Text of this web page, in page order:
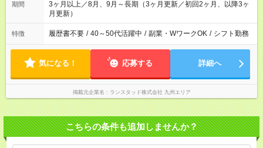
期間
3ヶ月以上／8月、9月～長期（3ヶ月更新／初回2ヶ月、以降3ヶ
月更新）
特徴 履歴書不要 / 40～50代活躍中 / 副業・WワークOK / シフト勤務
気になる！ 応募する 詳細へ
掲載元企業名 ランスタッド株式会社 九州エリア
こちらの条件も追加しませんか？